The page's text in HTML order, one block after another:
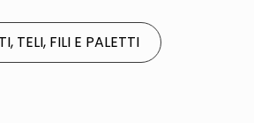
TELI, FILI E PALETTI